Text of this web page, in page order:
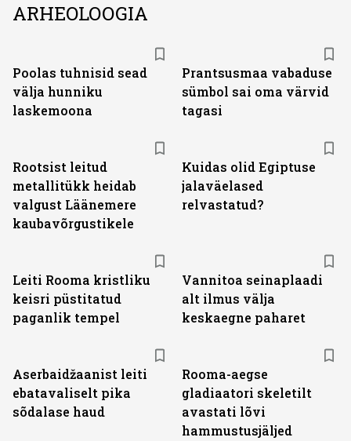
ARHEOLOOGIA
Poolas tuhnisid sead
välja hunniku
laskemoona
Prantsusmaa vabaduse
sümbol sai oma värvid
tagasi
Rootsist leitud
metallitükk heidab
valgust Läänemere
kaubavõrgustikele
Kuidas olid Egiptuse
jalaväelased
relvastatud?
Leiti Rooma kristliku
keisri püstitatud
paganlik tempel
Vannitoa seinaplaadi
alt ilmus välja
keskaegne paharet
Aserbaidžaanist leiti
ebatavaliselt pika
sõdalase haud
Rooma-aegse
gladiaatori skeletilt
avastati lõvi
hammustusjäljed